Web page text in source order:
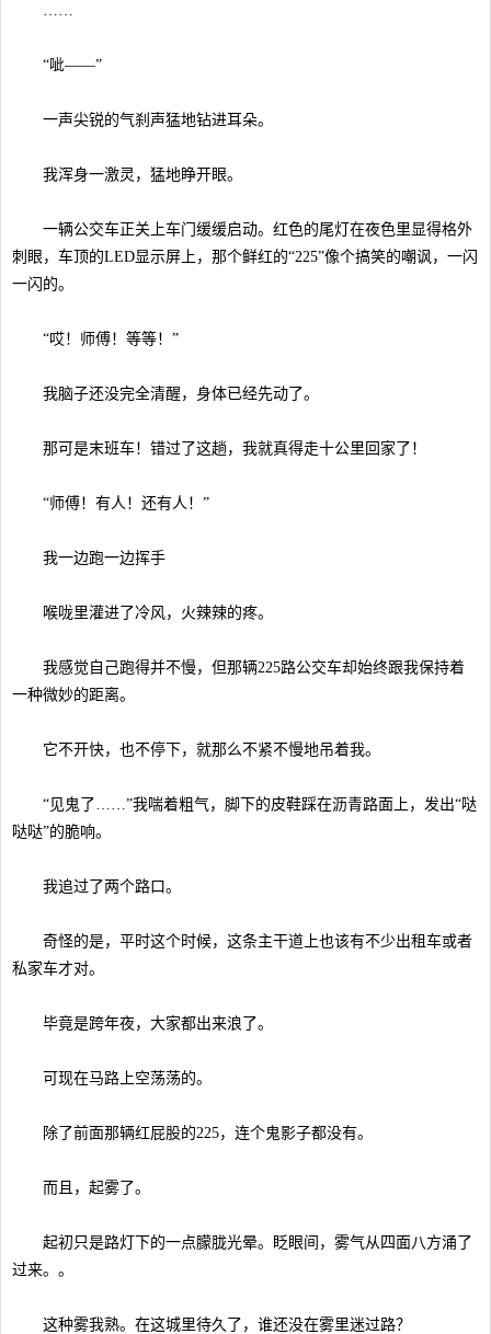
……
“呲——”
一声尖锐的气刹声猛地钻进耳朵。
我浑身一激灵，猛地睁开眼。
一辆公交车正关上车门缓缓启动。红色的尾灯在夜色里显得格外
刺眼，车顶的LED显示屏上，那个鲜红的“225”像个搞笑的嘲讽，一闪
一闪的。
“哎！师傅！等等！”
我脑子还没完全清醒，身体已经先动了。
那可是末班车！错过了这趟，我就真得走十公里回家了！
“师傅！有人！还有人！”
我一边跑一边挥手
喉咙里灌进了冷风，火辣辣的疼。
我感觉自己跑得并不慢，但那辆225路公交车却始终跟我保持着
一种微妙的距离。
它不开快，也不停下，就那么不紧不慢地吊着我。
“见鬼了……”我喘着粗气，脚下的皮鞋踩在沥青路面上，发出“哒
哒哒”的脆响。
我追过了两个路口。
奇怪的是，平时这个时候，这条主干道上也该有不少出租车或者
私家车才对。
毕竟是跨年夜，大家都出来浪了。
可现在马路上空荡荡的。
除了前面那辆红屁股的225，连个鬼影子都没有。
而且，起雾了。
起初只是路灯下的一点朦胧光晕。眨眼间，雾气从四面八方涌了
过来。。
这种雾我熟。在这城里待久了，谁还没在雾里迷过路？